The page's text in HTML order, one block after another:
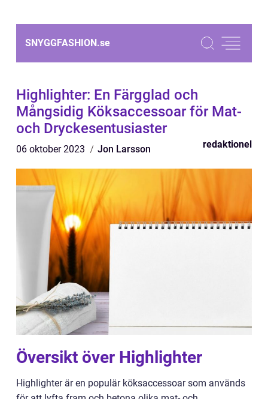
SNYGGFASHION.se
Highlighter: En Färgglad och
Mångsidig Köksaccessoar för Mat-
och Dryckesentusiaster
06 oktober 2023 Jon Larsson redaktionel
Översikt över Highlighter
Highlighter är en populär köksaccessoar som används